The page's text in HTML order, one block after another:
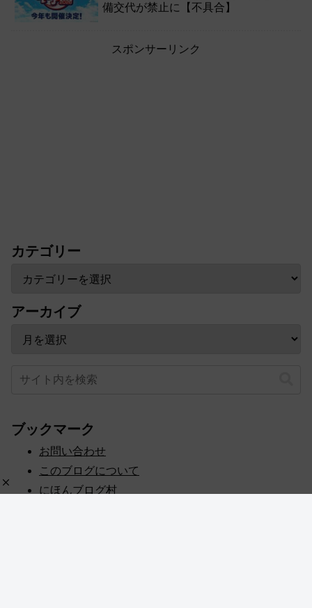
備交代が禁止に【不具合】
スポンサーリンク
カテゴリー
アーカイブ
ブックマーク
お問い合わせ
このブログについて
にほんブログ村